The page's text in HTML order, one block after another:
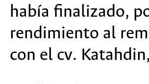
había finalizado,
rendimiento al
con el cv.